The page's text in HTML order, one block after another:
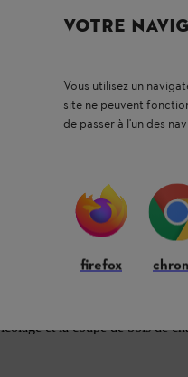
maniable de 1,9
optimisée avec
et la coupe de bois de
VOTRE
Vous utilisez un
site ne peuvent
de passer à l'un des
firefox